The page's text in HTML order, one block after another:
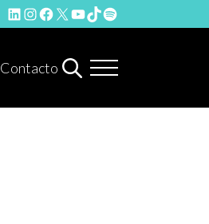
LinkedIn
Instagram
Facebook
X YouTube
TikTok
Spotify
Contacto